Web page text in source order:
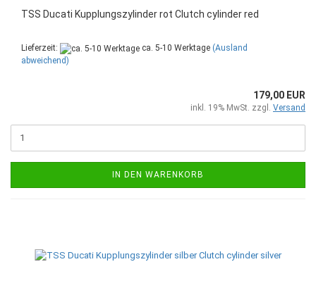
TSS Ducati Kupplungszylinder rot Clutch cylinder red
Lieferzeit: ca. 5-10 Werktage (Ausland
abweichend)
179,00 EUR
inkl. 19% MwSt. zzgl. Versand
IN DEN WARENKORB